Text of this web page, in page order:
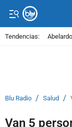
Tendencias:
Blu Radio / Salud /
Van 5